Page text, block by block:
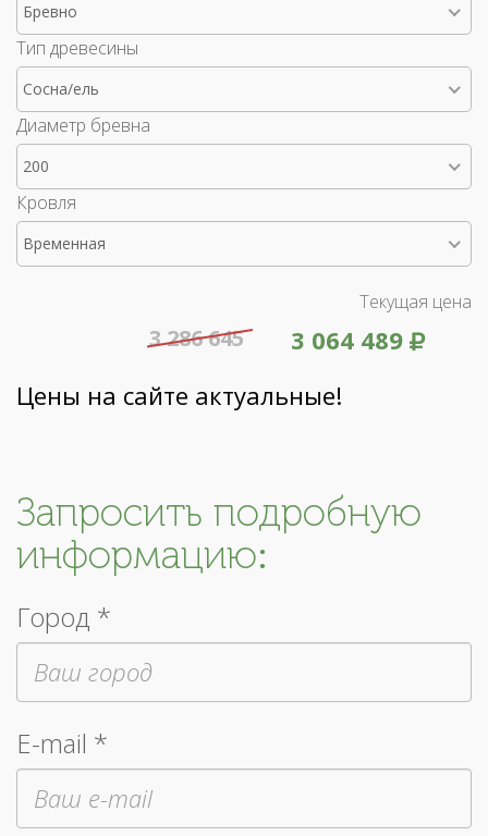
Бревно
Тип древесины
Сосна/ель
Диаметр бревна
200
Кровля
Временная
Текущая цена
3 064 489
3 286 645
Цены на сайте актуальные!
Запросить подробную
информацию:
Город *
E-mail *